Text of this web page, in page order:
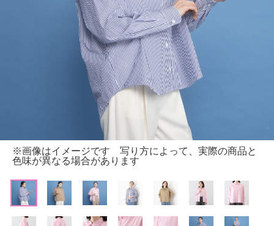
※画像はイメージです 写り方によって、実際の商品と
色味が異なる場合があります